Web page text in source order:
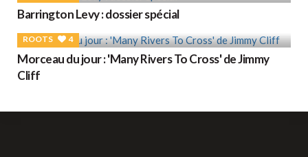
Barrington Levy : dossier spécial
ROOTS 4
Morceau du jour : 'Many Rivers To Cross' de Jimmy
Cliff